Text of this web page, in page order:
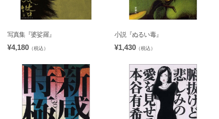
写真集『婆娑羅』
¥4,180 （税込）
小説『ぬるい毒』
¥1,430 （税込）